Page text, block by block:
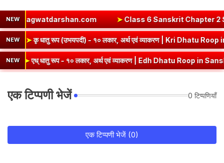
NEW ➤Class 6 Sanskrit Chapter 2 Solutions |
NEW
| कबीरदास ➤कृ धातु रूप (उभयपदी) - १० लकार, अर्थ एवं व्याकरण |
NEW
धातु रूप - १० लकार, अर्थ एवं व्याकरण | Edh Dhatu Roop in Sanskrit
एक टिप्पणी भेजें 0 टिप्पणियाँ
एक टिप्पणी भेजें (0)